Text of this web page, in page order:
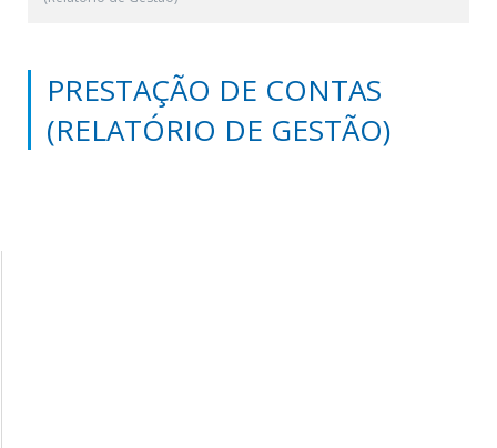
PRESTAÇÃO DE CONTAS
(RELATÓRIO DE GESTÃO)